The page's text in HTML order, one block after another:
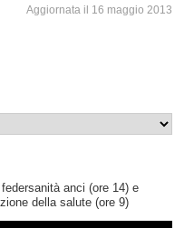
anci (ore 14) e
della salute (ore 9)
Aggiornata il 16 maggio 2013